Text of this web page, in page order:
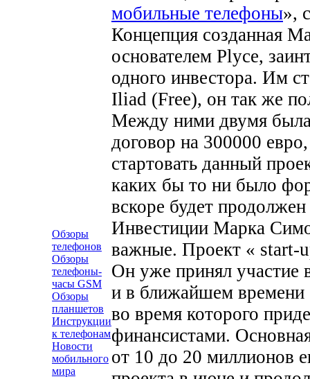
Обзоры
телефонов
Обзоры
телефоны-
часы GSM
Обзоры
планшетов
Инструкции
к телефонам
Новости
мобильного
мира
мобильные телефоны»,
Концепция созданная
основателем Plyce,
одного инвестора. Им
Iliad (Free), он так же
Между ними двумя была
договор на 300000
стартовать данный
каких бы то ни было
вскоре будет
Инвестиции Марка
важные. Проект « start-
Он уже принял участие
и в ближайшем времени
во время которого
финансистами.
от 10 до 20 миллионов